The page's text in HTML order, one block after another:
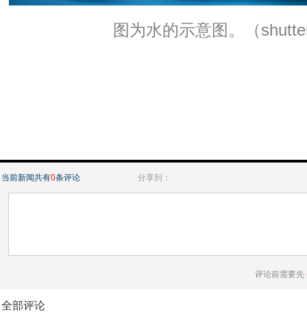
图为水的示意图。（
当前新闻共有0条评论 分享到：
评论前需要先
全部评论